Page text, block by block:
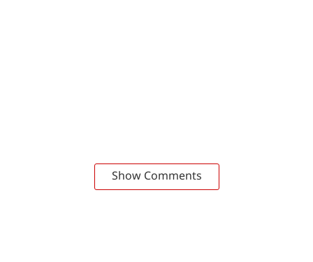
Show Comments